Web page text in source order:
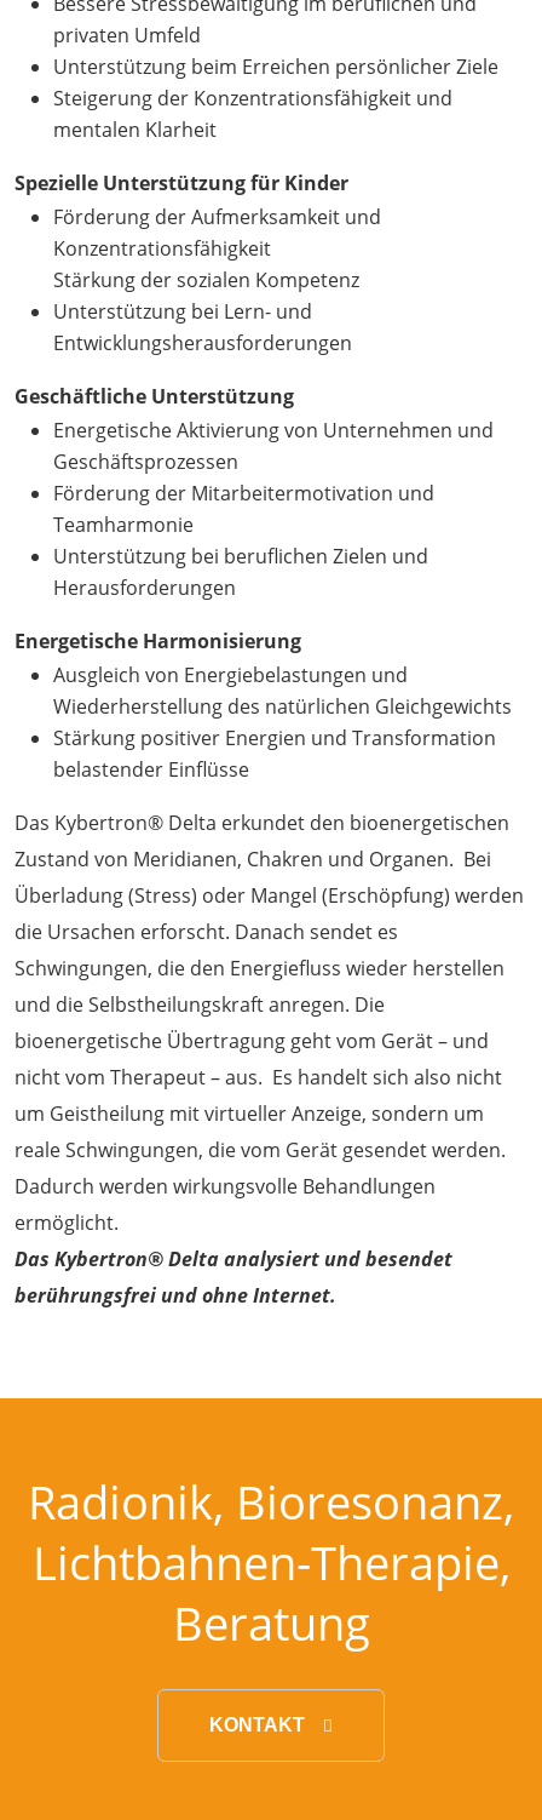
privaten Umfeld
Unterstützung beim Erreichen persönlicher Ziele
Steigerung der Konzentrationsfähigkeit und
mentalen Klarheit
Spezielle Unterstützung für Kinder
Förderung der Aufmerksamkeit und
Konzentrationsfähigkeit
Stärkung der sozialen Kompetenz
Unterstützung bei Lern- und
Entwicklungsherausforderungen
Geschäftliche Unterstützung
Energetische Aktivierung von Unternehmen und
Geschäftsprozessen
Förderung der Mitarbeitermotivation und
Teamharmonie
Unterstützung bei beruflichen Zielen und
Herausforderungen
Energetische Harmonisierung
Ausgleich von Energiebelastungen und
Wiederherstellung des natürlichen Gleichgewichts
Stärkung positiver Energien und Transformation
belastender Einflüsse
Das Kybertron® Delta erkundet den bioenergetischen
Zustand von Meridianen, Chakren und Organen. Bei
Überladung (Stress) oder Mangel (Erschöpfung) werden
die Ursachen erforscht. Danach sendet es
Schwingungen, die den Energiefluss wieder herstellen
und die Selbstheilungskraft anregen. Die
bioenergetische Übertragung geht vom Gerät – und
nicht vom Therapeut – aus. Es handelt sich also nicht
um Geistheilung mit virtueller Anzeige, sondern um
reale Schwingungen, die vom Gerät gesendet werden.
Dadurch werden wirkungsvolle Behandlungen
ermöglicht.
Das Kybertron® Delta analysiert und besendet
berührungsfrei und ohne Internet.
Radionik, Bioresonanz,
Lichtbahnen-Therapie,
Beratung
KONTAKT